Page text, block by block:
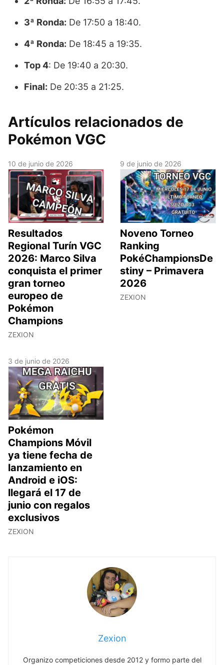
3ª Ronda: De 17:50 a 18:40.
4ª Ronda: De 18:45 a 19:35.
Top 4: De 19:40 a 20:30.
Final: De 20:35 a 21:25.
Artículos relacionados de
Pokémon VGC
10 de junio de 2026
Resultados
Regional Turín VGC
2026: Marco Silva
conquista el primer
gran torneo
europeo de
Pokémon
Champions
ZEXION
9 de junio de 2026
Noveno Torneo
Ranking
PokéChampionsDe
stiny – Primavera
2026
ZEXION
3 de junio de 2026
Pokémon
Champions Móvil
ya tiene fecha de
lanzamiento en
Android e iOS:
llegará el 17 de
junio con regalos
exclusivos
ZEXION
Zexion
Organizo competiciones desde 2012 y formo parte del